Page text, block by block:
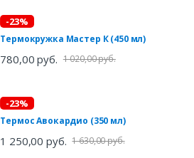
-23%
Термокружка Мастер К (450 мл)
780,00 руб. 1 020,00 руб.
-23%
Термос Авокардио (350 мл)
1 250,00 руб. 1 630,00 руб.